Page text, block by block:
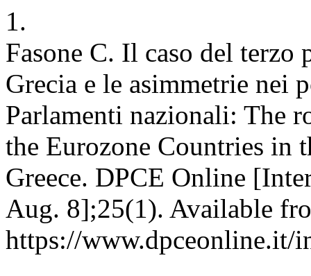
1.
Fasone C. Il caso del
Grecia e le asimmetrie nei
Parlamenti nazionali: The
the Eurozone Countries in
Greece. DPCE Online
Aug. 8];25(1). Available
https://www.dpceonline.it/